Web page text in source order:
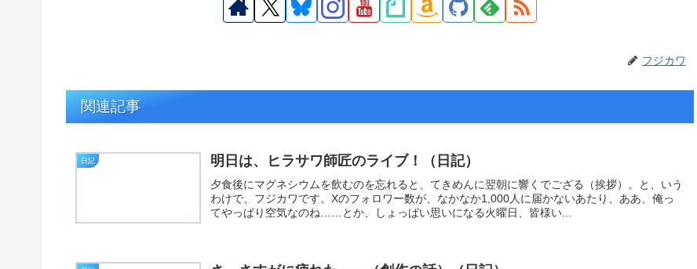
フジカワ
関連記事
日記 明日は、ヒラサワ師匠のライブ！（日記）
夕食後にマグネシウムを飲むのを忘れると、てきめんに翌朝に響くでござる（挨拶）。と、いう
わけで、フジカワです。Xのフォロワー数が、なかなか1,000人に届かないあたり、ああ、俺っ
てやっぱり空気なのね……とか、しょっぱい思いになる火曜日、皆様い...